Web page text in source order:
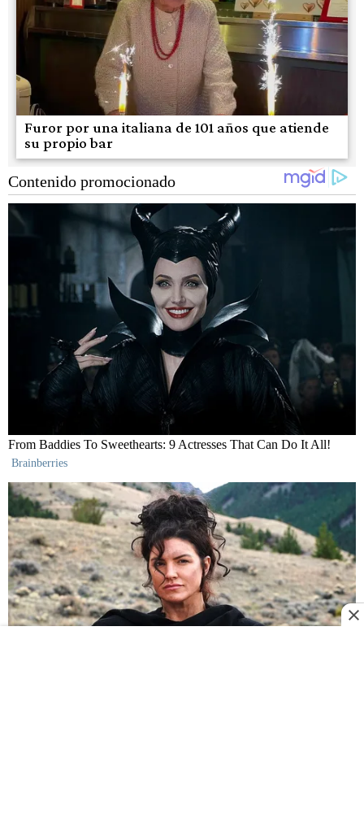
Furor por una italiana de 101 años que atiende
su propio bar